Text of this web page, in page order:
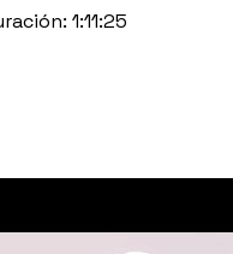
1:11:25